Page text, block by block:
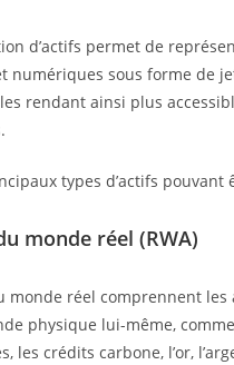
d’actifs permet de
numériques sous forme de
rendant ainsi plus
types d’actifs pouvant
monde réel (RWA)
monde réel comprennent
physique lui-même,
les crédits carbone, l’or,